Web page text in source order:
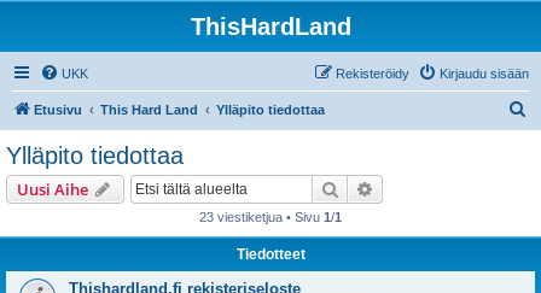
ThisHardLand
UKK Kirjaudu sisään
Rekisteröidy
Etusivu This Hard Land Ylläpito tiedottaa
Ylläpito tiedottaa
Uusi Aihe Etsi
23 viestiketjua • Sivu 1/1
Tiedotteet
Thishardland.fi rekisteriseloste